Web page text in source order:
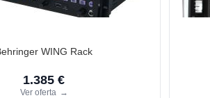
WING Rack
1.385 €
Ver oferta →